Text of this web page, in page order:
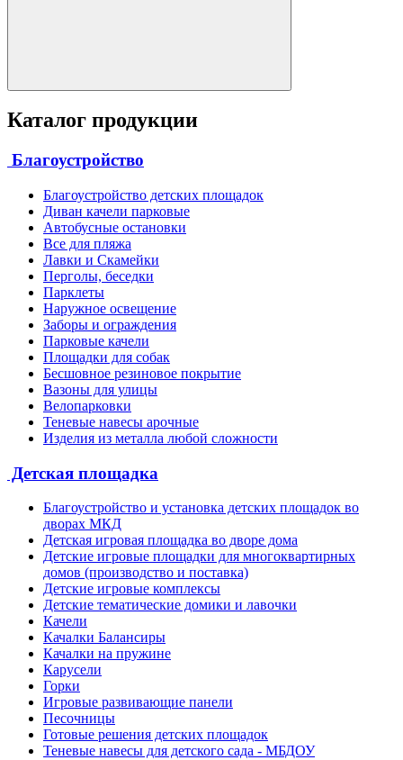
Каталог продукции
Благоустройство
Благоустройство детских площадок
Диван качели парковые
Автобусные остановки
Все для пляжа
Лавки и Скамейки
Перголы, беседки
Парклеты
Наружное освещение
Заборы и ограждения
Парковые качели
Площадки для собак
Бесшовное резиновое покрытие
Вазоны для улицы
Велопарковки
Теневые навесы арочные
Изделия из металла любой сложности
Детская площадка
Благоустройство и установка детских площадок во
дворах МКД
Детская игровая площадка во дворе дома
Детские игровые площадки для многоквартирных
домов (производство и поставка)
Детские игровые комплексы
Детские тематические домики и лавочки
Качели
Качалки Балансиры
Качалки на пружине
Карусели
Горки
Игровые развивающие панели
Песочницы
Готовые решения детских площадок
Теневые навесы для детского сада - МБДОУ